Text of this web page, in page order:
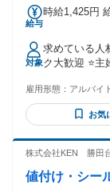
給与
時給1,425円 給与
対象
求めている人材 ✅
ク大歓迎 ⭐主
雇用形態： アルバイ
お気
株式会社KEN 勝田
値付け・シー